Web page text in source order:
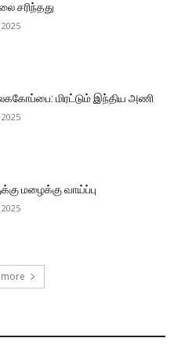
சரிந்தது
மிரட்டும் இந்திய அணி
மழைக்கு வாய்ப்பு